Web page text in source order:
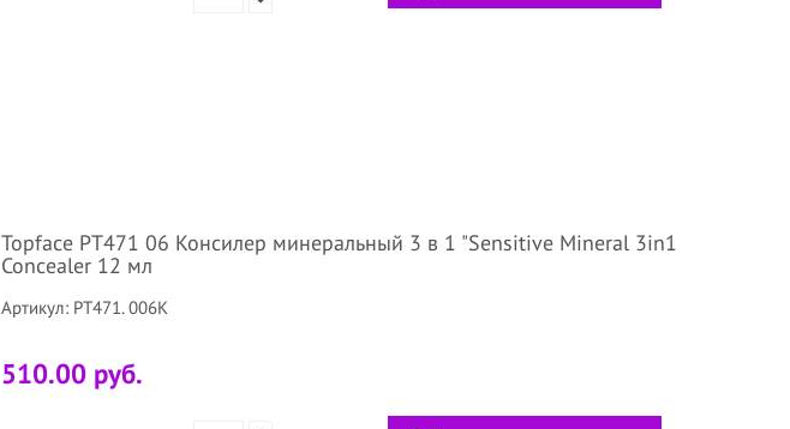
Topface PT471 06 Консилер минеральный 3 в 1 "Sensitive Mineral 3in1
Concealer 12 мл
Артикул: PT471. 006K
510.00 руб.